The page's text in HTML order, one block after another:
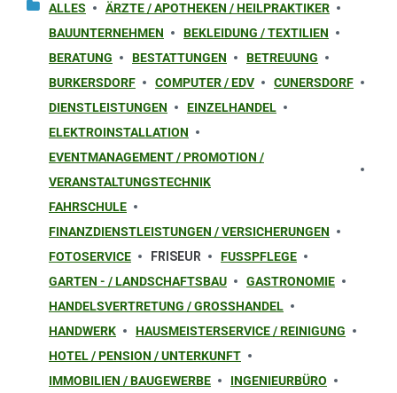
ALLES
ÄRZTE / APOTHEKEN / HEILPRAKTIKER
BAUUNTERNEHMEN
BEKLEIDUNG / TEXTILIEN
BERATUNG
BESTATTUNGEN
BETREUUNG
BURKERSDORF
COMPUTER / EDV
CUNERSDORF
DIENSTLEISTUNGEN
EINZELHANDEL
ELEKTROINSTALLATION
EVENTMANAGEMENT / PROMOTION /
VERANSTALTUNGSTECHNIK
FAHRSCHULE
FINANZDIENSTLEISTUNGEN / VERSICHERUNGEN
FOTOSERVICE
FRISEUR
FUSSPFLEGE
GARTEN - / LANDSCHAFTSBAU
GASTRONOMIE
HANDELSVERTRETUNG / GROSSHANDEL
HANDWERK
HAUSMEISTERSERVICE / REINIGUNG
HOTEL / PENSION / UNTERKUNFT
IMMOBILIEN / BAUGEWERBE
INGENIEURBÜRO